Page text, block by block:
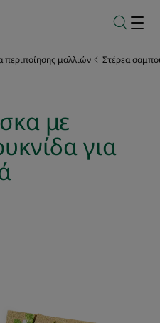
περιποίησης μαλλιών Στέρεα
με
για